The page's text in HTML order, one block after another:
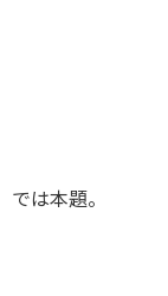
では本題。